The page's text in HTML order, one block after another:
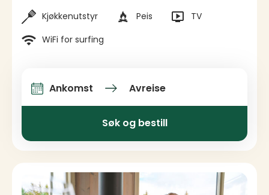
Kjøkkenutstyr
Peis
TV
WiFi for surfing
Ankomst og avreise
Ankomst Avreise
Søk og bestill